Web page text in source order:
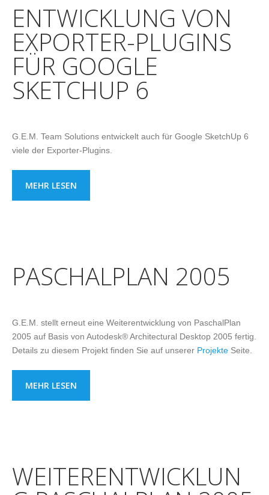
ENTWICKLUNG VON
EXPORTER-PLUGINS
FÜR GOOGLE
SKETCHUP 6
G.E.M. Team Solutions entwickelt auch für Google SketchUp 6
viele der Exporter-Plugins.
MEHR LESEN
PASCHALPLAN 2005
G.E.M. stellt erneut eine Weiterentwicklung von PaschalPlan
2005 auf Basis von Autodesk® Architectural Desktop 2005 fertig.
Details zu diesem Projekt finden Sie auf unserer Projekte Seite.
MEHR LESEN
WEITERENTWICKLUN